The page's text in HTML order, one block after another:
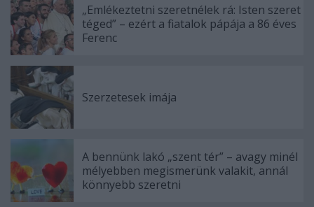
„Emlékeztetni szeretnélek rá: Isten szeret
téged” – ezért a fiatalok pápája a 86 éves
Ferenc
Szerzetesek imája
A bennünk lakó „szent tér” – avagy minél
mélyebben megismerünk valakit, annál
könnyebb szeretni